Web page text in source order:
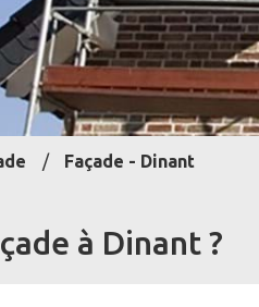
Façade - Dinant
à Dinant ?